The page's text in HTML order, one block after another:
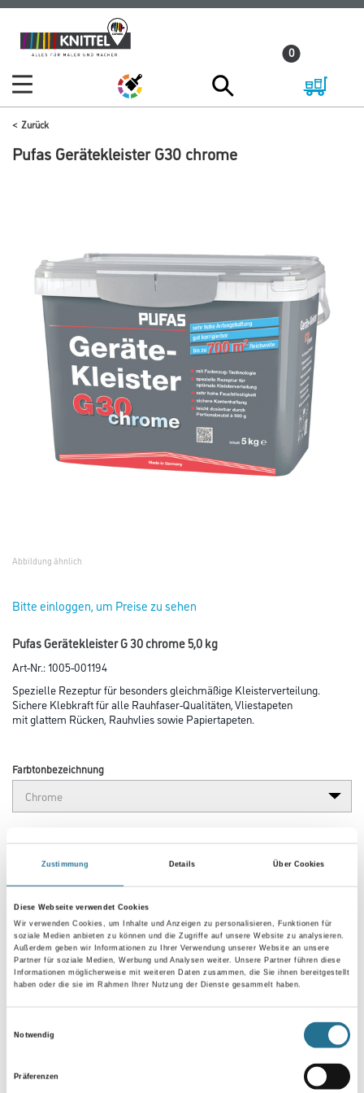
Zustimmung Details Über Cookies
Diese Webseite verwendet Cookies
Wir verwenden Cookies, um Inhalte und Anzeigen zu personalisieren, Funktionen für
soziale Medien anbieten zu können und die Zugriffe auf unsere Website zu analysieren.
Außerdem geben wir Informationen zu Ihrer Verwendung unserer Website an unsere
Partner für soziale Medien, Werbung und Analysen weiter. Unsere Partner führen diese
Informationen möglicherweise mit weiteren Daten zusammen, die Sie ihnen bereitgestellt
haben oder die sie im Rahmen Ihrer Nutzung der Dienste gesammelt haben.
Notwendig
Präferenzen
Zum
Inhalt
Zum
Navigationsmenü
0
Zurück
Pufas Gerätekleister G30 chrome
Abbildung ähnlich
Bitte einloggen, um Preise zu sehen
Pufas Gerätekleister G 30 chrome 5,0 kg
Art-Nr.:1005-001194
Spezielle Rezeptur für besonders gleichmäßige Kleisterverteilung.
Sichere Klebkraft für alle Rauhfaser-Qualitäten, Vliestapeten
mit glattem Rücken, Rauhvlies sowie Papiertapeten.
Farbtonbezeichnung
Umrechnungsfaktoren